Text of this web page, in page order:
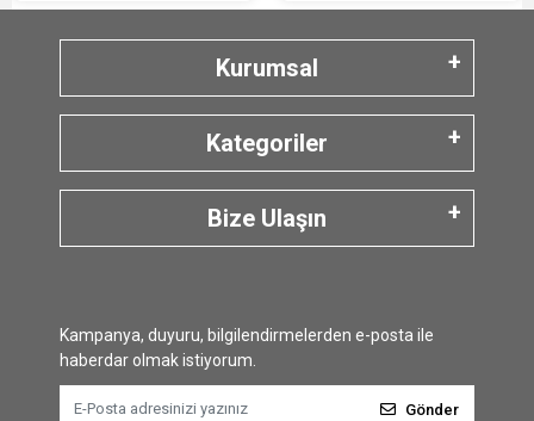
Kurumsal
Kategoriler
Bize Ulaşın
Kampanya, duyuru, bilgilendirmelerden e-posta ile
haberdar olmak istiyorum.
Gönder